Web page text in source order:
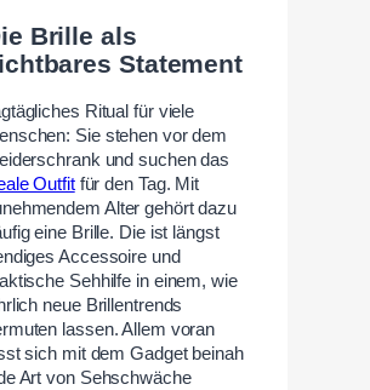
Brille als
Statement
Ritual für viele
Sie stehen vor dem
und suchen das
Outfitfür den Tag. Mit
Alter gehört dazu
eine Brille. Die ist längst
Accessoire und
Sehhilfe in einem, wie
neue Brillentrends
lassen. Allem voran
sich mit dem Gadget beinah
Art von Sehschwäche